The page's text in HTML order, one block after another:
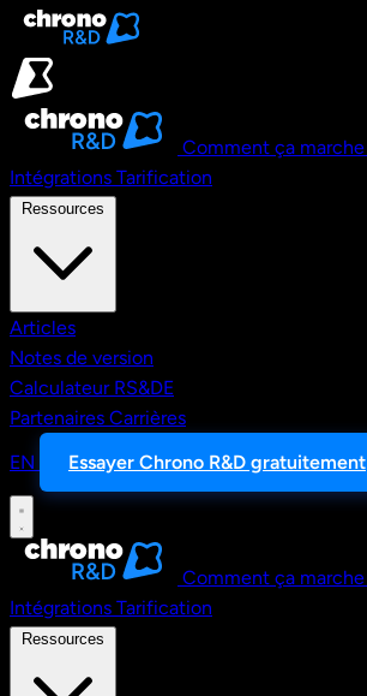
Aller au contenu principal
Comment ça marche
Intégrations Tarification
Articles
Notes de version
Calculateur RS&DE
Partenaires Carrières
EN
Essayer Chrono R&D gratuitement
Comment ça marche
Intégrations Tarification